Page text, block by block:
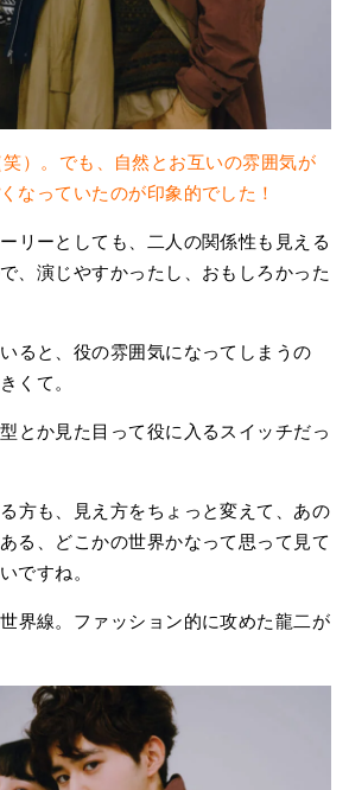
）。でも、自然とお互いの雰囲気が
なっていたのが印象的でした！
リーとしても、二人の関係性も見える
、演じやすかったし、おもしろかった
ると、役の雰囲気になってしまうの
くて。
とか見た目って役に入るスイッチだっ
方も、見え方をちょっと変えて、あの
る、どこかの世界かなって思って見て
ですね。
界線。ファッション的に攻めた龍二が